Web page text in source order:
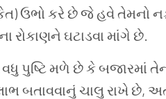
ઉભો કરે છેજેહવેતેમનો
રોકાણને ઘટાડવા માંગે છે.
વધુ પુષ્ટિમળે છેકેબજારમાં
બતાવવાનું ચાલુ રાખે છે,